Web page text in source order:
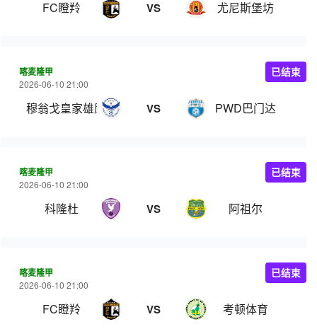
FC瞪羚 VS 尤尼斯堡坊
喀麦隆甲
2026-06-10 21:00
穆翁戈皇家雄鹰 VS PWD巴门达
已结束
喀麦隆甲
2026-06-10 21:00
科隆杜 VS 阿祖尔
已结束
喀麦隆甲
2026-06-10 21:00
FC瞪羚 VS 考顿体育
已结束